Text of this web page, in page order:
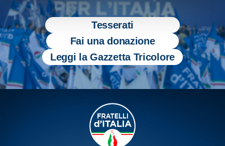
Tesserati
Fai una donazione
Leggi la Gazzetta Tricolore